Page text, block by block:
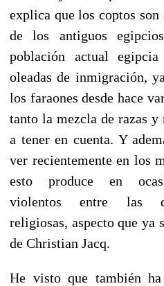
explica que los coptos son
de los antiguos
población actual
oleadas de inmigración,
los faraones desde hace
tanto la mezcla de razas
a tener en cuenta. Y
ver recientemente en los
esto produce en
violentos entre las
religiosas, aspecto que ya
de Christian Jacq.
He visto que también